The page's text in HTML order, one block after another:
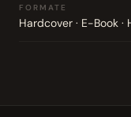
FORMATE
Hardcover · E-Book ·